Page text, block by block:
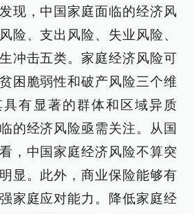
现，中国家庭面临的经济风
险、支出风险、失业风险、
冲击五类。家庭经济风险可
困脆弱性和破产风险三个维
具有显著的群体和区域异质
的经济风险亟需关注。从国
，中国家庭经济风险不算突
显。此外，商业保险能够有
家庭应对能力。降低家庭经